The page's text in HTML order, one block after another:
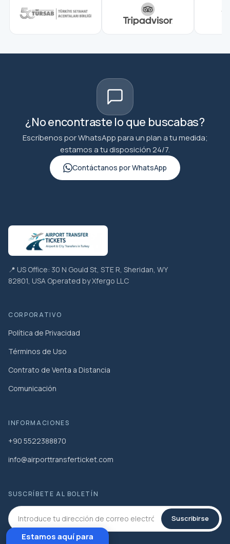
¿No encontraste lo que buscabas?
Escríbenos por WhatsApp para un plan a tu medida;
estamos a tu disposición 24/7.
Contáctanos por WhatsApp
📍 US Office: 30 N Gould St, STE R, Sheridan, WY
82801, USA Operated by Xfergo LLC
CORPORATIVO
Política de Privacidad
Términos de Uso
Contrato de Venta a Distancia
Comunicación
INFORMACIONES
+90 5522388870
info@airporttransferticket.com
SUSCRÍBETE AL BOLETÍN
Suscribirse
Estamos aquí para